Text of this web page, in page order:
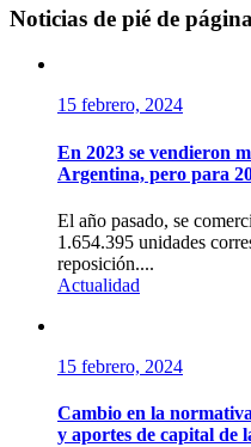
Noticias de pié de página
15 febrero, 2024
En 2023 se vendieron
Argentina, pero para
El año pasado, se
1.654.395 unidades
reposición....
Actualidad
15 febrero, 2024
Cambio en la
y aportes de capital de